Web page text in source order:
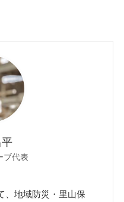
ブ代表
、地域防災・里山保